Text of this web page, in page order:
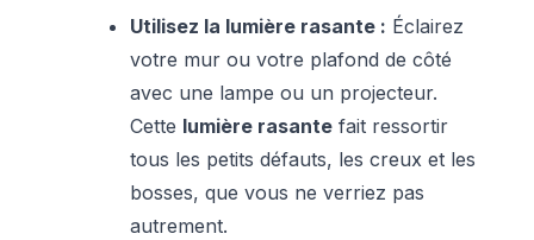
Utilisez la lumière rasante : Éclairez
votre mur ou votre plafond de côté
avec une lampe ou un projecteur.
Cette lumière rasante fait ressortir
tous les petits défauts, les creux et les
bosses, que vous ne verriez pas
autrement.